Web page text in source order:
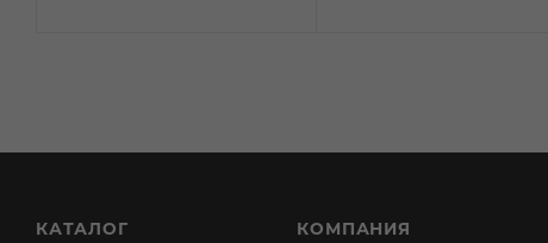
КАТАЛОГ КОМПАНИЯ